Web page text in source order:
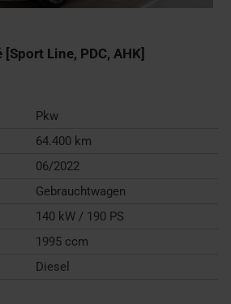
Line, PDC, AHK]
Pkw
64.400 km
06/2022
Gebrauchtwagen
140 kW / 190 PS
1995 ccm
Diesel